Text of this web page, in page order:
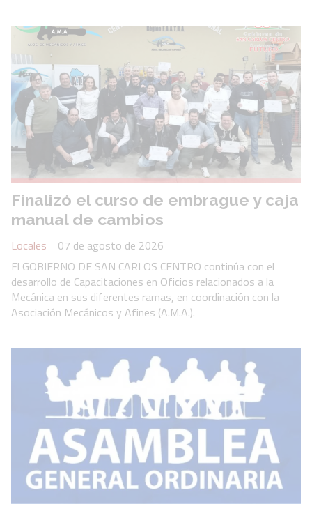
Finalizó el curso de embrague y caja
manual de cambios
Locales
07 de agosto de 2026
El GOBIERNO DE SAN CARLOS CENTRO continúa con el
desarrollo de Capacitaciones en Oficios relacionados a la
Mecánica en sus diferentes ramas, en coordinación con la
Asociación Mecánicos y Afines (A.M.A.).